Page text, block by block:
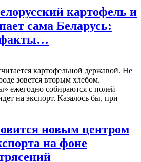
картофель и
сама Беларусь:
факты…
картофельной державой. Не
зовется вторым хлебом.
ежегодно собираются с полей
на экспорт. Казалось бы, при
новым центром
на фоне